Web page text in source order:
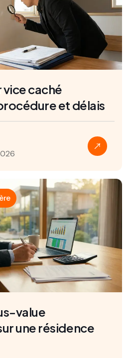
vice caché
et délais
value
une résidence